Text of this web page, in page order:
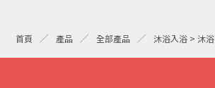
首頁 產品 全部產品 沐浴入浴 > 沐浴